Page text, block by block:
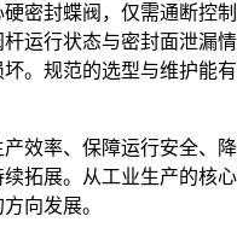
密封蝶阀，仅需通断控
运行状态与密封面泄漏
。规范的选型与维护能
效率、保障运行安全、
拓展。从工业生产的核
向发展。